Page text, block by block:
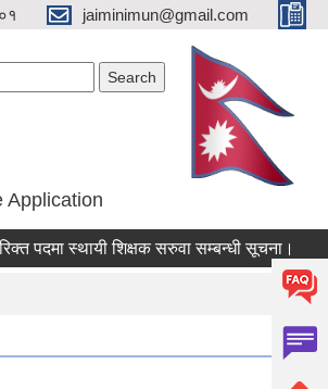
jaiminimun@gmail.com
Application
पदमा स्थायी शिक्षक सरुवा सम्बन्धी सूचना।